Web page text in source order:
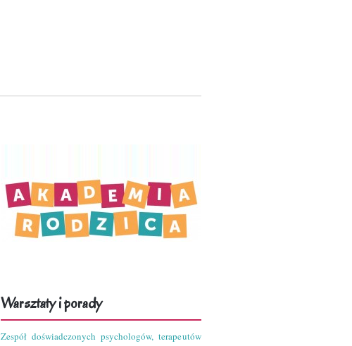
Warsztaty i porady
Zespół doświadczonych psychologów, terapeutów